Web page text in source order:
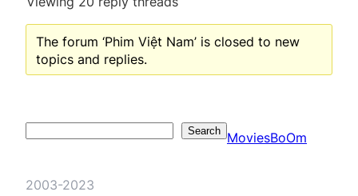
The forum ‘Phim Việt Nam’ is closed to new
topics and replies.
Search MoviesBoOm
2003-2023